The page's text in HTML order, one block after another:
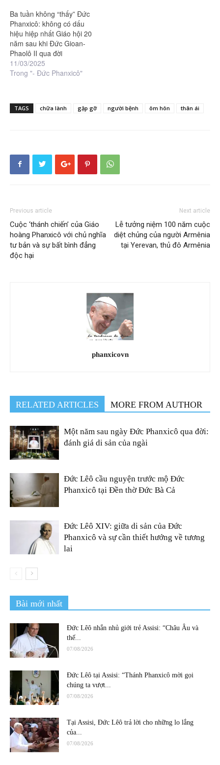
Ba tuần không “thấy” Đức
Phanxicô: không có dấu
hiệu hiệp nhất Giáo hội 20
năm sau khi Đức Gioan-
Phaolô II qua đời
11/03/2025
Trong "- Đức Phanxicô"
TAGS chữa lành gặp gỡ người bệnh ôm hôn thân ái
Previous article
Cuộc ‘thánh chiến’ của Giáo
hoàng Phanxicô với chủ nghĩa
tư bản và sự bất bình đẳng
độc hại
Next article
Lễ tưởng niệm 100 năm cuộc
diệt chủng của người Armênia
tại Yerevan, thủ đô Armênia
phanxicovn
RELATED ARTICLES MORE FROM AUTHOR
Một năm sau ngày Đức Phanxicô qua đời:
đánh giá di sản của ngài
Đức Lêô cầu nguyện trước mộ Đức
Phanxicô tại Đền thờ Đức Bà Cả
Đức Lêô XIV: giữa di sản của Đức
Phanxicô và sự cần thiết hướng về tương
lai
Bài mới nhất
Đức Lêô nhắn nhủ giới trẻ Assisi: “Châu Âu và
thế...
07/08/2026
Đức Lêô tại Assisi: “Thánh Phanxicô mời gọi
chúng ta vượt...
07/08/2026
Tại Assisi, Đức Lêô trả lời cho những lo lắng
của...
07/08/2026